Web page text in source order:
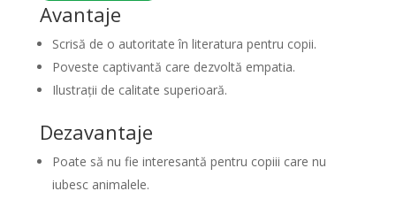
Avantaje
Scrisă de o autoritate în literatura pentru copii.
Poveste captivantă care dezvoltă empatia.
Ilustrații de calitate superioară.
Dezavantaje
Poate să nu fie interesantă pentru copiii care nu
iubesc animalele.